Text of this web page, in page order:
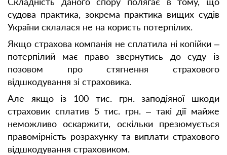
судова практика, зокрема практика вищих судів
України склалася не на користь потерпілих.
Якщо страхова компанія не сплатила ні копійки –
потерпілий має право звернутись до суду із
позовом про стягнення страхового
відшкодування зі страховика.
Але якщо із 100 тис. грн. заподіяної шкоди
страховик сплатив 5 тис. грн. – такі дії майже
неможливо оскаржити, оскільки презюмується
правомірність розрахунку та виплати страхового
відшкодування страховиком.